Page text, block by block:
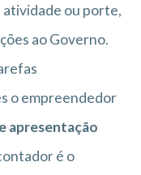
ou porte,
ao Governo.
o empreendedor
apresentação
é o